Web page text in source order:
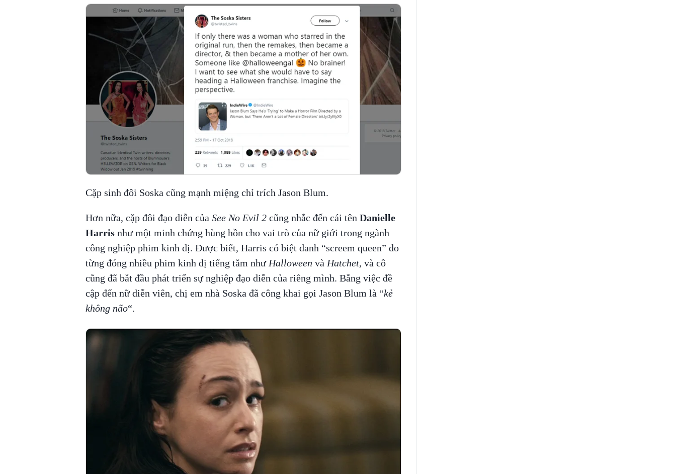
Cặp sinh đôi Soska cũng mạnh miệng chỉ trích Jason Blum.
Hơn nữa, cặp đôi đạo diễn của See No Evil 2cũng nhắc đến cái tên Danielle
Harrisnhư một minh chứng hùng hồn cho vai trò của nữ giới trong ngành
công nghiệp phim kinh dị. Được biết, Harris có biệt danh “screem queen” do
từng đóng nhiều phim kinh dị tiếng tăm như Halloween và Hatchet, và cô
cũng đã bắt đầu phát triển sự nghiệp đạo diễn của riêng mình. Bằng việc đề
cập đến nữ diễn viên, chị em nhà Soska đã công khai gọi Jason Blum là “kẻ
không não“.